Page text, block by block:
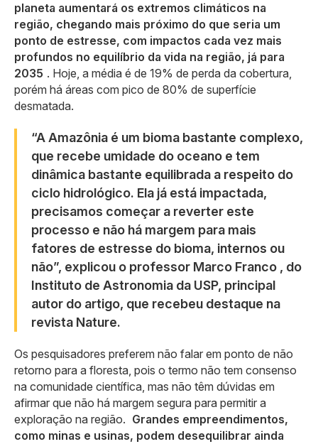
planeta aumentará os extremos climáticos na
região, chegando mais próximo do que seria um
ponto de estresse, com impactos cada vez mais
profundos no equilíbrio da vida na região, já para
2035 . Hoje, a média é de 19% de perda da cobertura,
porém há áreas com pico de 80% de superfície
desmatada.
“A Amazônia é um bioma bastante complexo,
que recebe umidade do oceano e tem
dinâmica bastante equilibrada a respeito do
ciclo hidrológico. Ela já está impactada,
precisamos começar a reverter este
processo e não há margem para mais
fatores de estresse do bioma, internos ou
não”, explicou o professor Marco Franco , do
Instituto de Astronomia da USP, principal
autor do artigo, que recebeu destaque na
revista Nature.
Os pesquisadores preferem não falar em ponto de não
retorno para a floresta, pois o termo não tem consenso
na comunidade científica, mas não têm dúvidas em
afirmar que não há margem segura para permitir a
exploração na região. Grandes empreendimentos,
como minas e usinas, podem desequilibrar ainda